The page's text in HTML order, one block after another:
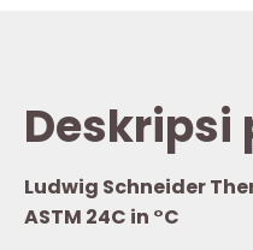
Deskripsi
Ludwig Schneider
ASTM 24C in °C